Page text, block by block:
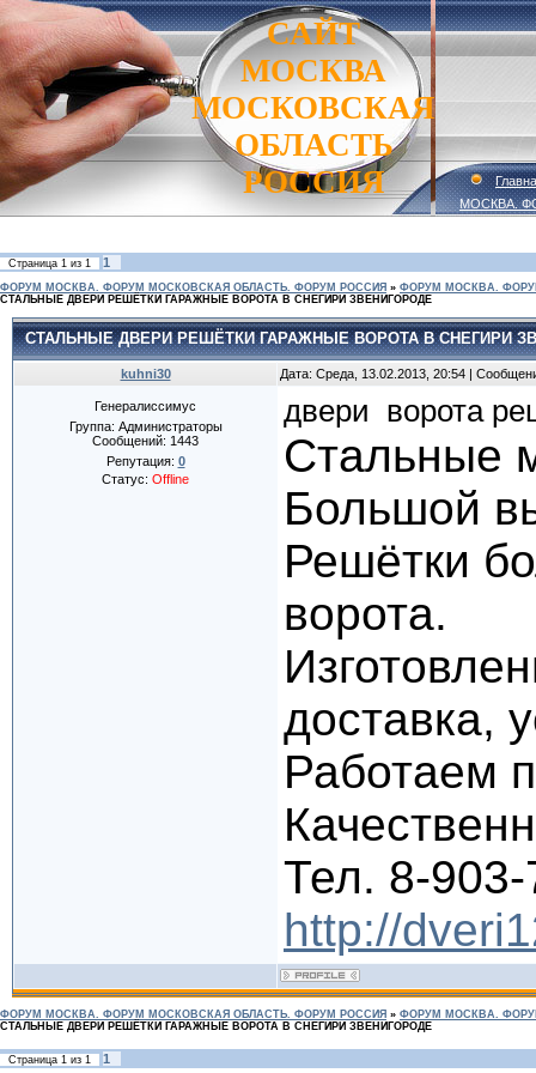
САЙТ
МОСКВА
МОСКОВСКАЯ
ОБЛАСТЬ
РОССИЯ
МОСКВА.
Страница 1 из 1 1
ФОРУМ МОСКВА. ФОРУМ МОСКОВСКАЯ ОБЛАСТЬ. ФОРУМ РОССИЯ » ФОРУМ МОСКВА.
СТАЛЬНЫЕ ДВЕРИ РЕШЁТКИ ГАРАЖНЫЕ ВОРОТА В СНЕГИРИ ЗВЕНИГОРОДЕ
СТАЛЬНЫЕ ДВЕРИ РЕШЁТКИ ГАРАЖНЫЕ ВОРОТА В СНЕГИРИ
kuhni30 Дата: Среда, 13.02.2013, 20:54 |
Генералиссимус
Группа: Администраторы
Сообщений: 1443
Репутация: 0
Статус: Offline
двери ворота
Стальные
Большой
Решётки
ворота.
доставка,
Работаем
Тел. 8-
http://
ФОРУМ МОСКВА. ФОРУМ МОСКОВСКАЯ ОБЛАСТЬ. ФОРУМ РОССИЯ » ФОРУМ МОСКВА.
СТАЛЬНЫЕ ДВЕРИ РЕШЁТКИ ГАРАЖНЫЕ ВОРОТА В СНЕГИРИ ЗВЕНИГОРОДЕ
Страница 1 из 1 1